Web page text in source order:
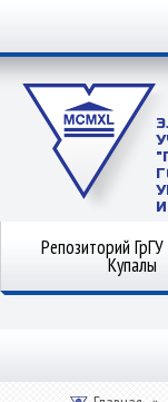
Репозиторий ГрГУ
Купалы